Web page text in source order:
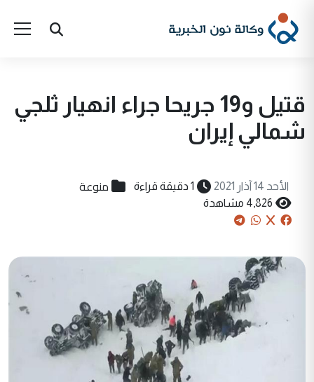
قتيل و19 جريحا جراء انهيار ثلجي
شمالي إيران
الأحد 14 آذار 2021 1 دقيقة قراءة منوعة
4,826 مشاهدة